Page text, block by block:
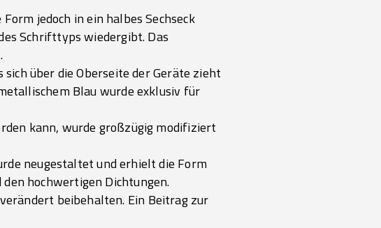
jedoch in ein halbes Sechseck
Schrifttyps wiedergibt. Das
über die Oberseite der Geräte zieht
Blau wurde exklusiv für
kann, wurde großzügig modifiziert
neugestaltet und erhielt die Form
hochwertigen Dichtungen.
beibehalten. Ein Beitrag zur